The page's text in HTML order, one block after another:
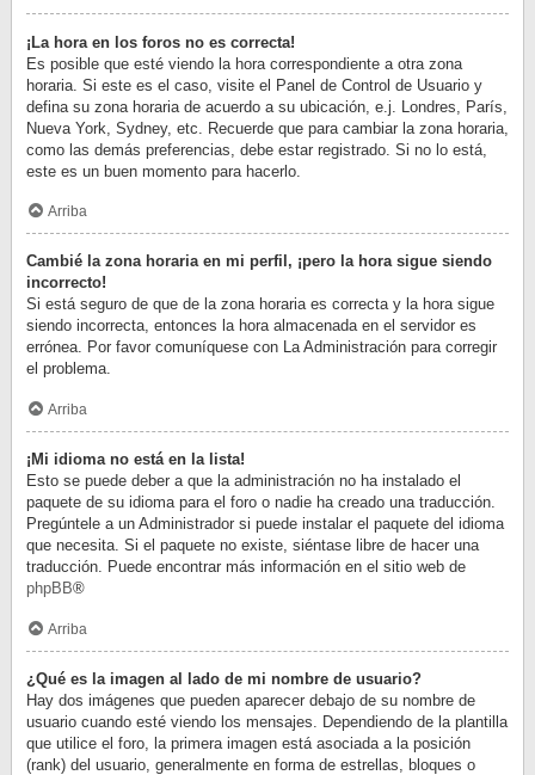
¡La hora en los foros no es correcta!
Es posible que esté viendo la hora correspondiente a otra zona
horaria. Si este es el caso, visite el Panel de Control de Usuario y
defina su zona horaria de acuerdo a su ubicación, e.j. Londres, París,
Nueva York, Sydney, etc. Recuerde que para cambiar la zona horaria,
como las demás preferencias, debe estar registrado. Si no lo está,
este es un buen momento para hacerlo.
Arriba
Cambié la zona horaria en mi perfil, ¡pero la hora sigue siendo
incorrecto!
Si está seguro de que de la zona horaria es correcta y la hora sigue
siendo incorrecta, entonces la hora almacenada en el servidor es
errónea. Por favor comuníquese con La Administración para corregir
el problema.
Arriba
¡Mi idioma no está en la lista!
Esto se puede deber a que la administración no ha instalado el
paquete de su idioma para el foro o nadie ha creado una traducción.
Pregúntele a un Administrador si puede instalar el paquete del idioma
que necesita. Si el paquete no existe, siéntase libre de hacer una
traducción. Puede encontrar más información en el sitio web de
phpBB®
Arriba
¿Qué es la imagen al lado de mi nombre de usuario?
Hay dos imágenes que pueden aparecer debajo de su nombre de
usuario cuando esté viendo los mensajes. Dependiendo de la plantilla
que utilice el foro, la primera imagen está asociada a la posición
(rank) del usuario, generalmente en forma de estrellas, bloques o